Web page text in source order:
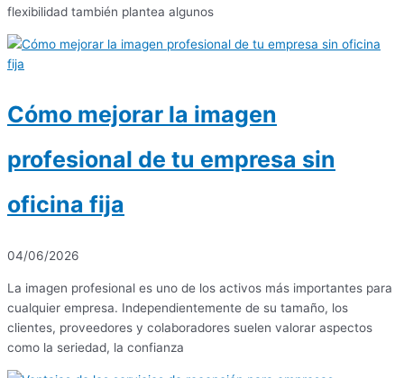
flexibilidad también plantea algunos
Cómo mejorar la imagen
profesional de tu empresa sin
oficina fija
04/06/2026
La imagen profesional es uno de los activos más importantes para
cualquier empresa. Independientemente de su tamaño, los
clientes, proveedores y colaboradores suelen valorar aspectos
como la seriedad, la confianza